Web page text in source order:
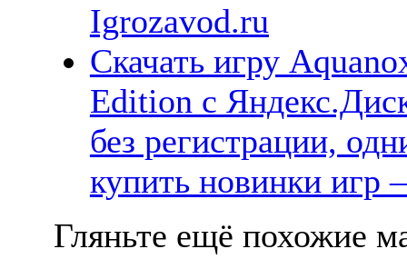
Igrozavod.ru
Скачать игру
Edition с
без регистрации,
купить новинки
Гляньте ещё похожие